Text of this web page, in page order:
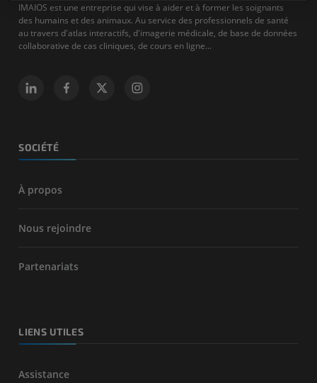
IMAIOS est une entreprise qui vise à aider et à former les soignants
des humains et des animaux. Au service des professionnels de santé
au travers d'atlas interactifs, d'imagerie médicale, de base de données
collaborative de cas cliniques, de cours en ligne...
SOCIÉTÉ
À propos
Nous rejoindre
Partenariats
LIENS UTILES
Assistance